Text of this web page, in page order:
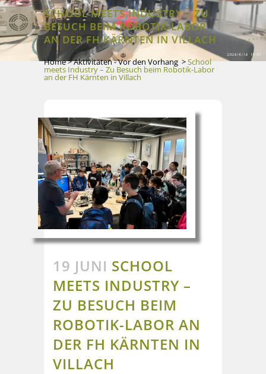
SCHOOL MEETS INDUSTRY – ZU
BESUCH BEIM ROBOTIK-LABOR
AN DER FH KÄRNTEN IN VILLACH
Home>Aktivitäten - Vor den Vorhang >School
meets Industry – Zu Besuch beim Robotik-Labor
an der FH Kärnten in Villach
19 JUNI SCHOOL
MEETS INDUSTRY –
ZU BESUCH BEIM
ROBOTIK-LABOR AN
DER FH KÄRNTEN IN
VILLACH